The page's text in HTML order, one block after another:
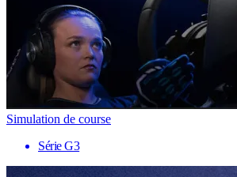
Simulation de course
Série G3